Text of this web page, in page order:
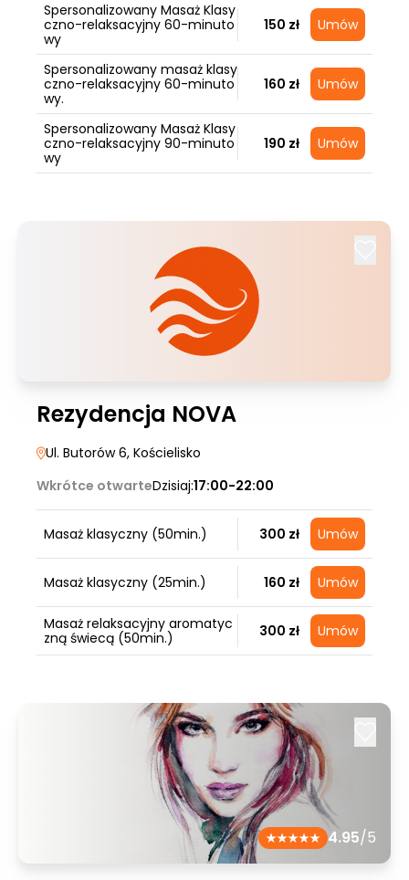
Spersonalizowany Masaż Klasy
czno-relaksacyjny 60-minuto
wy
150 zł Umów
Spersonalizowany masaż klasy
czno-relaksacyjny 60-minuto
wy.
160 zł Umów
Spersonalizowany Masaż Klasy
czno-relaksacyjny 90-minuto
wy
190 zł Umów
Rezydencja NOVA
Ul. Butorów 6, Kościelisko
Wkrótce otwarteDzisiaj:17:00-22:00
Masaż klasyczny (50min.) 300 zł Umów
Masaż klasyczny (25min.) 160 zł Umów
Masaż relaksacyjny aromatyc
zną świecą (50min.)
300 zł Umów
4.95/5